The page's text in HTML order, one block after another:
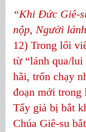
“Khi Đức Giê-
nộp, Người
12) Trong lối
từ “lánh qua/lui
hãi, trốn chạy
đoạn mới
Tẩy giả bị bắt
Chúa Giê-su